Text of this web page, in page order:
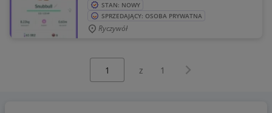
STAN: NOWY
SPRZEDAJĄCY: OSOBA PRYWATNA
Ryczywół
z 1 Następna strona